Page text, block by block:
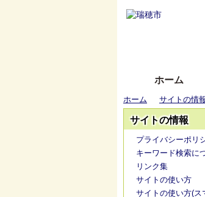
ホーム
ホーム サイトの情
サイトの情報
プライバシーポリ
キーワード検索に
リンク集
サイトの使い方
サイトの使い方(ス